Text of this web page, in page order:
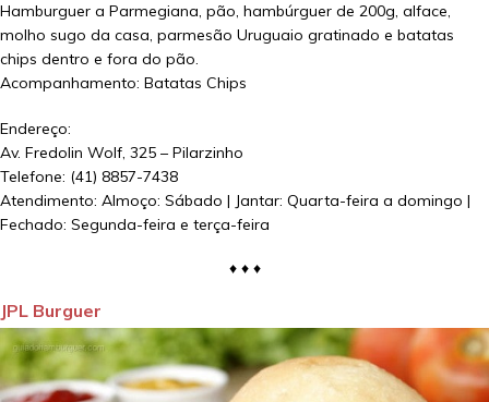
Hamburguer a Parmegiana, pão, hambúrguer de 200g, alface,
molho sugo da casa, parmesão Uruguaio gratinado e batatas
chips dentro e fora do pão.
Acompanhamento: Batatas Chips
Endereço:
Av. Fredolin Wolf, 325 – Pilarzinho
Telefone: (41) 8857-7438
Atendimento: Almoço: Sábado | Jantar: Quarta-feira a domingo |
Fechado: Segunda-feira e terça-feira
♦ ♦ ♦
JPL Burguer